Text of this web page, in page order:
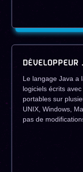
DÉVELOPPEUR
Le langage Java a
logiciels écrits
portables sur
UNIX, Windows,
pas de